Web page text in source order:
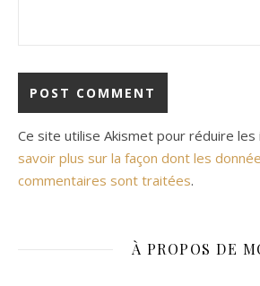
Ce site utilise Akismet pour réduire les
savoir plus sur la façon dont les
commentaires sont traitées.
À PROPOS DE